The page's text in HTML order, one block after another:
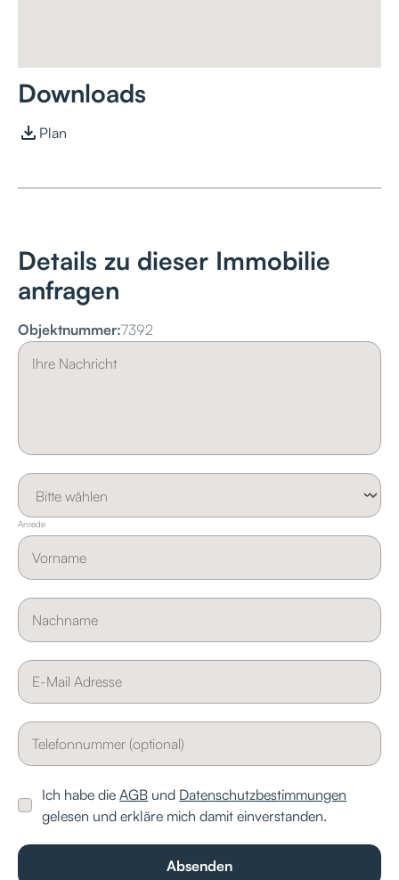
Downloads
Plan
Details zu dieser Immobilie
anfragen
Objektnummer:7392
Anrede
Ich habe dieAGB und Datenschutzbestimmungen
gelesen und erkläre mich damit einverstanden.